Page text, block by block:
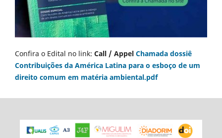
Confira o Edital no link: Call / Appel Chamada dossiê
Contribuições da América Latina para o esboço de um
direito comum em matéria ambiental.pdf